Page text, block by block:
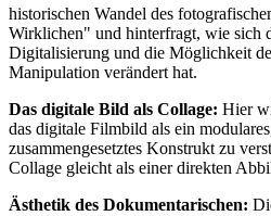
historischen Wandel des
Wirklichen" und hinterfragt, wie sich
Digitalisierung und die Möglichkeit
Manipulation verändert hat.
Das digitale Bild als Collage: Hier
das digitale Filmbild als ein
zusammengesetztes Konstrukt zu
Collage gleicht als einer direkten
Ästhetik des Dokumentarischen: